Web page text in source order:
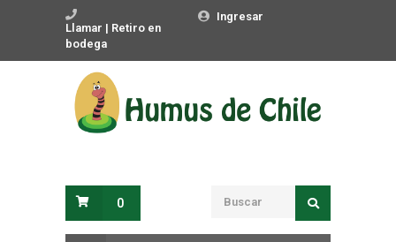
Llamar | Retiro en
bodega
Ingresar
0